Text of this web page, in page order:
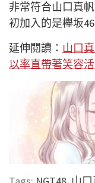
非常符合山口真
初加入的是櫸坂
延伸閱讀： 山口
以率直帶著笑容